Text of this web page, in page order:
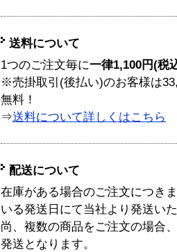
送料について
1つのご注文毎に一律1,100円(税
※売掛取引(後払い)のお客様は
無料！
⇒送料について詳しくはこちら
配送について
在庫がある場合のご注文につき
いる発送日にて当社より発送い
尚、複数の商品をご注文の場合
発送となります。